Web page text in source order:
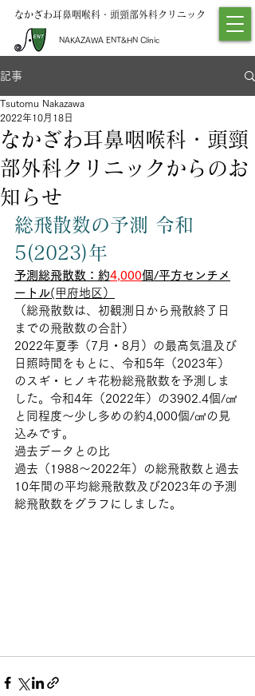
なかざわ耳鼻咽喉科・頭頸部外科クリニック
NAKAZAWA ENT&HN Clinic
記事
なかざわ耳鼻咽喉科・頭頸
部外科クリニックからのお
知らせ
Tsutomu Nakazawa
2022年10月18日
総飛散数の予測 令和
5(2023)年
予測総飛散数：約4,000個/平方センチメ
ートル(甲府地区）
（総飛散数は、初観測日から飛散終了日
までの飛散数の合計）
2022年夏季（7月・8月）の最高気温及び
日照時間をもとに、令和5年（2023年）
のスギ・ヒノキ花粉総飛散数を予測しま
した。令和4年（2022年）の3902.4個/㎠
と同程度～少し多めの約4,000個/㎤の見
込みです。
過去データとの比
過去（1988～2022年）の総飛散数と過去
10年間の平均総飛散数及び2023年の予測
総飛散数をグラフにしました。